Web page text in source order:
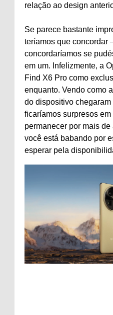
relação ao design
Se parece bastante
teríamos que concordar
concordaríamos se
em um. Infelizmente, a
Find X6 Pro como
enquanto. Vendo como
do dispositivo
ficaríamos surpresos
permanecer por mais
você está babando por
esperar pela